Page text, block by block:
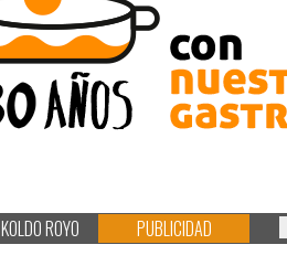
KOLDO ROYO PUBLICIDAD